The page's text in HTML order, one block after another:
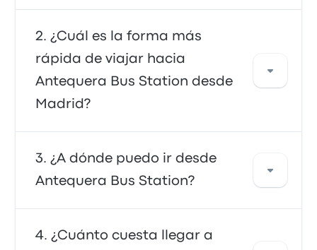
Puedes tomar el autobús o el tren, que
proporcionan acceso directo a tu destino.
También puedes tomar un taxi o usar un
servicio de coche compartido.
¿Cuál es la forma más
rápida de viajar hacia
Antequera Bus Station desde
Madrid?
La forma más rápida de viajar hacia y desde
Antequera Bus Station es en tren, que ofrece
un transporte conveniente a tu destino. Los
trenes suelen ser económicos, confiables y
en una opción muy elegida.
¿A dónde puedo ir desde
Antequera Bus Station?
Desde Antequera Bus Station, puedes viajar a
¿Cuánto cuesta llegar a